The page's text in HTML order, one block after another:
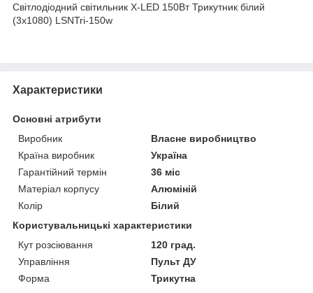
Світлодіодний світильник X-LED 150Вт Трикутник білий
(3x1080) LSNTri-150w
Характеристики
Основні атрибути
Виробник
Власне виробництво
Країна виробник
Україна
Гарантійний термін
36 міс
Матеріал корпусу
Алюміній
Колір
Білий
Користувальницькі характеристики
Кут розсіювання
120 град.
Управління
Пульт ДУ
Форма
Трикутна